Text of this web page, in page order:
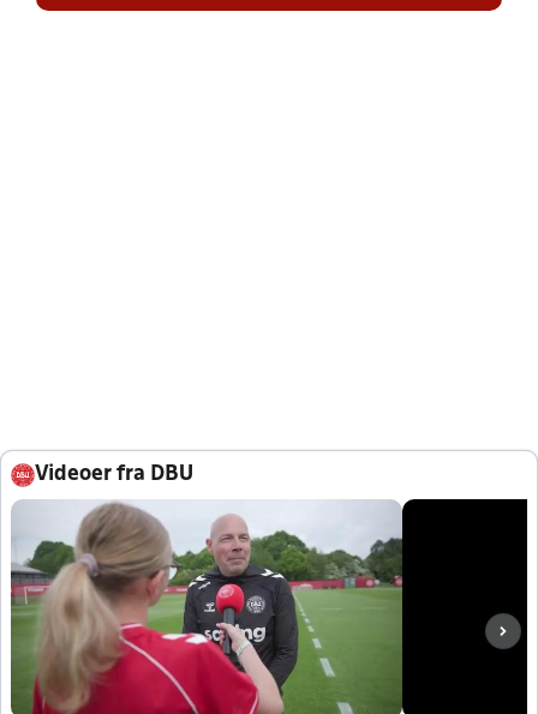
Videoer fra DBU